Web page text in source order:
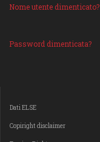
Nome utente dimenticato?
Password dimenticata?
Dati ELSE
Copiright disclaimer